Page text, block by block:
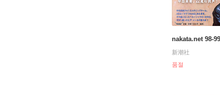
nakata.net 98-99
新潮社
품절